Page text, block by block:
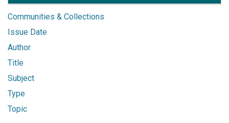
Communities & Collections
Issue Date
Author
Title
Subject
Type
Topic